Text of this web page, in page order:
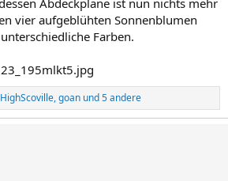
vier aufgeblühten Sonnenblumen
Farben.
HighScoville,goan und 5 andere